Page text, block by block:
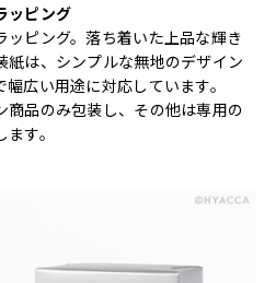
ッピング
ッピング。落ち着いた上品な輝き
紙は、シンプルな無地のデザイン
広い用途に対応しています。
品のみ包装し、その他は専用の
す。